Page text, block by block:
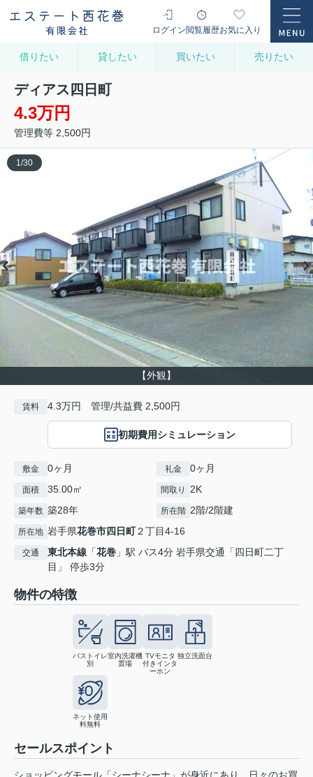
ログイン閲覧履歴お気に入り
借りたい 貸したい 買いたい 売りたい
ディアス四日町
4.3万円
管理費等 2,500円
【外観】
1 /30
賃料 4.3万円 管理/共益費 2,500円
初期費用シミュレーション
敷金 0ヶ月 礼金 0ヶ月
面積 35.00㎡ 間取り 2K
築年数 築28年 所在階 2階/2階建
所在地 岩手県花巻市四日町２丁目4-16
交通 東北本線 「花巻 」駅 バス4分 岩手県交通「四日町二丁
目」 停歩3分
物件の特徴
バストイレ
別
室内洗濯機
置場
TVモニタ
付きインタ
ーホン
独立洗面台
ネット使用
料無料
セールスポイント